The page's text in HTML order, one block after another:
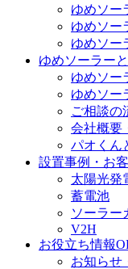
ゆめソー
ゆめソー
ゆめソー
ゆめソーラー
ゆめソー
ゆめソー
ご相談の
会社概要
パオくん
設置事例・お
太陽光発
蓄電池
ソーラー
V2H
お役立ち情報
お知らせ